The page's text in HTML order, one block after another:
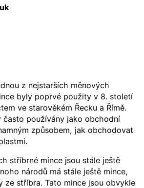
z nejstarších měnových
byly poprvé použity v 8. století
ve starověkém Řecku a Římě.
často používány jako obchodní
způsobem, jak obchodovat
stříbrné mince jsou stále ještě
národů má stále ještě mince,
ze stříbra. Tato mince jsou obvykle